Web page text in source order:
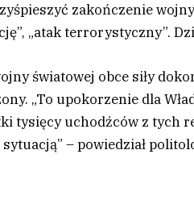
zakończenie
„atak terrorystyczny”.
światowej obce siły
„To upokorzenie dla
tysięcy uchodźców z tych
– powiedział